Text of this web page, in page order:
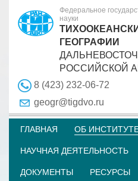
Федеральное
науки
ГЕОГРАФИИ
РОССИЙСКОЙ
8 (423) 232-06-72
geogr@tigdvo.ru
ГЛАВНАЯ ОБ
НАУЧНАЯ ДЕЯТЕЛЬНОСТЬ
ДОКУМЕНТЫ РЕСУРСЫ